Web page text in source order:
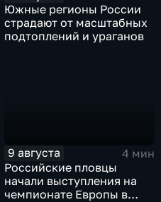
Южные регионы России
страдают от масштабных
подтоплений и ураганов
9 августа
4 мин
Российские пловцы
начали выступления на
чемпионате Европы в